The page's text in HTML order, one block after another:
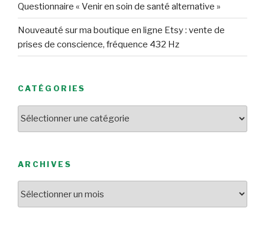
Questionnaire « Venir en soin de santé alternative »
Nouveauté sur ma boutique en ligne Etsy : vente de
prises de conscience, fréquence 432 Hz
CATÉGORIES
ARCHIVES